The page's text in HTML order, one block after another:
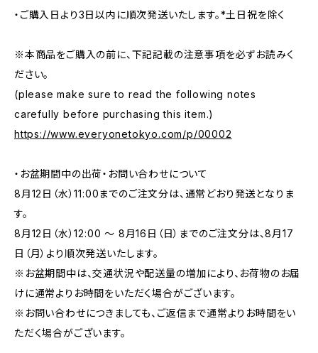
・ご購入日より3日以内に順次発送いたします。*土日祝を除く
※本商品をご購入の前に、下記記載の注意事項を必ずお読みく
ださい。
(please make sure to read the following notes
carefully before purchasing this item.)
https://www.everyonetokyo.com/p/00002
・お盆期間中の出荷・お問い合わせについて
8月12日（水）11:00までのご注文分は、通常どおり発送となりま
す。
8月12日（水）12:00 ～ 8月16日（日）までのご注文分は、8月17
日（月）より順次発送いたします。
※お盆期間中は、交通状況や配送量の増加により、お荷物のお届
けに通常よりお時間をいただく場合がございます。
※お問い合わせにつきましても、ご返信まで通常よりお時間をい
ただく場合がございます。